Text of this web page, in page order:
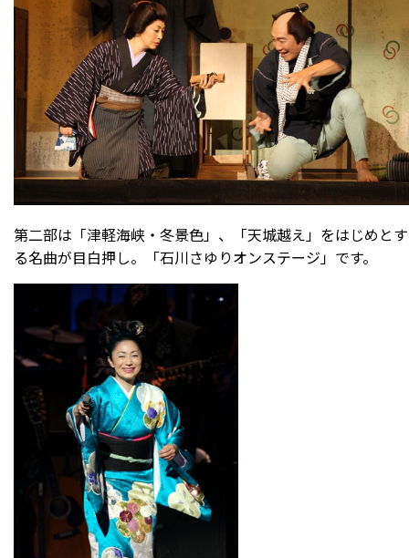
第二部は「津軽海峡・冬景色」、「天城越え」をはじめとす
る名曲が目白押し。「石川さゆりオンステージ」です。